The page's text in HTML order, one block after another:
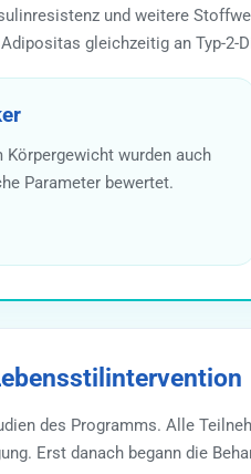
und weitere
gleichzeitig an Typ-2-
Körpergewicht wurden auch
Parameter bewertet.
des Programms. Alle
Erst danach begann die